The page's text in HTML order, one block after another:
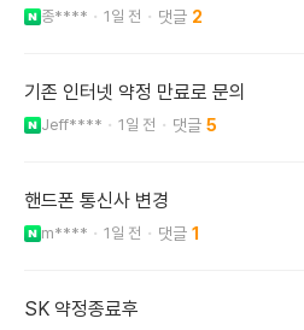
종**** 1일 전 2
기존 인터넷 약정 만료로 문의
Jeff**** 1일 전 5
핸드폰 통신사 변경
m**** 1일 전 1
SK 약정종료후